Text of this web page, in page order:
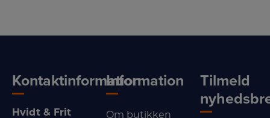
Kontaktinformation
Hvidt & Frit
Information
Om butikken
Tilmeld